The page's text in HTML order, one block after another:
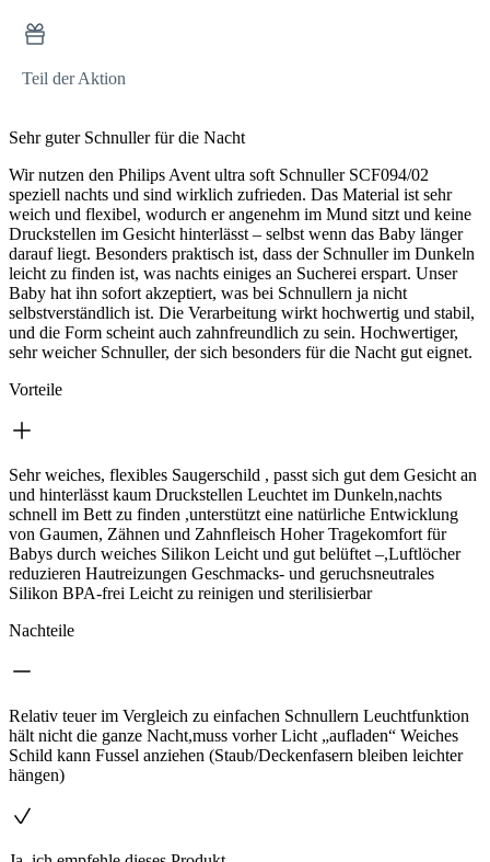
Teil der Aktion
Sehr guter Schnuller für die Nacht
Wir nutzen den Philips Avent ultra soft Schnuller SCF094/02
speziell nachts und sind wirklich zufrieden. Das Material ist sehr
weich und flexibel, wodurch er angenehm im Mund sitzt und keine
Druckstellen im Gesicht hinterlässt – selbst wenn das Baby länger
darauf liegt. Besonders praktisch ist, dass der Schnuller im Dunkeln
leicht zu finden ist, was nachts einiges an Sucherei erspart. Unser
Baby hat ihn sofort akzeptiert, was bei Schnullern ja nicht
selbstverständlich ist. Die Verarbeitung wirkt hochwertig und stabil,
und die Form scheint auch zahnfreundlich zu sein. Hochwertiger,
sehr weicher Schnuller, der sich besonders für die Nacht gut eignet.
Vorteile
Sehr weiches, flexibles Saugerschild , passt sich gut dem Gesicht an
und hinterlässt kaum Druckstellen Leuchtet im Dunkeln,nachts
schnell im Bett zu finden ,unterstützt eine natürliche Entwicklung
von Gaumen, Zähnen und Zahnfleisch Hoher Tragekomfort für
Babys durch weiches Silikon Leicht und gut belüftet –,Luftlöcher
reduzieren Hautreizungen Geschmacks- und geruchsneutrales
Silikon BPA-frei Leicht zu reinigen und sterilisierbar
Nachteile
Relativ teuer im Vergleich zu einfachen Schnullern Leuchtfunktion
hält nicht die ganze Nacht,muss vorher Licht „aufladen“ Weiches
Schild kann Fussel anziehen (Staub/Deckenfasern bleiben leichter
hängen)